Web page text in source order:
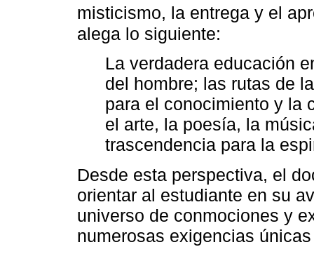
misticismo, la entrega y el
alega lo siguiente:
La verdadera educación
del hombre; las rutas de
para el conocimiento y la
el arte, la poesía, la
trascendencia para la
Desde esta perspectiva, el
orientar al estudiante en su
universo de conmociones y
numerosas exigencias